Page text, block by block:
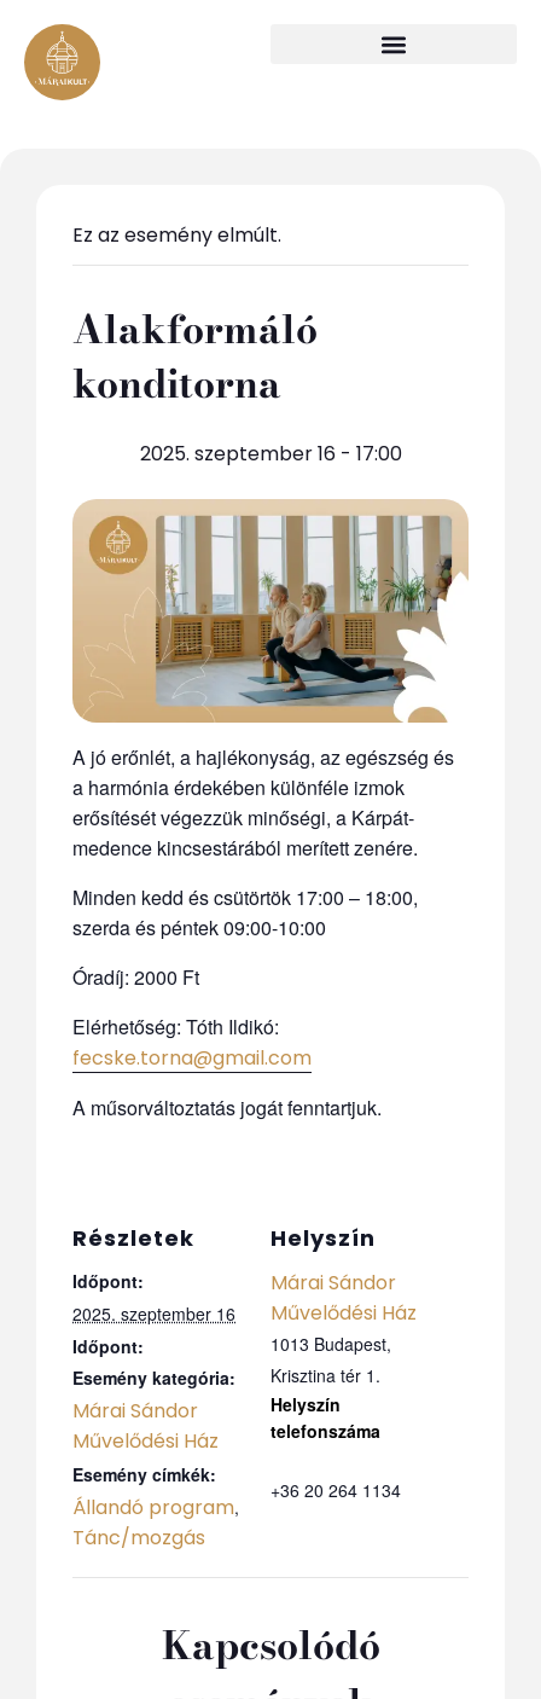
Ez az esemény elmúlt.
Alakformáló
konditorna
2025. szeptember 16 - 17:00
A jó erőnlét, a hajlékonyság, az egészség és
a harmónia érdekében különféle izmok
erősítését végezzük minőségi, a Kárpát-
medence kincsestárából merített zenére.
Minden kedd és csütörtök 17:00 – 18:00,
szerda és péntek 09:00-10:00
Óradíj: 2000 Ft
Elérhetőség: Tóth Ildikó:
fecske.torna@gmail.com
A műsorváltoztatás jogát fenntartjuk.
Részletek
Időpont:
2025. szeptember 16
Időpont:
Esemény kategória:
Márai Sándor
Művelődési Ház
Esemény címkék:
Állandó program,
Tánc/mozgás
Helyszín
Márai Sándor
Művelődési Ház
1013 Budapest,
Krisztina tér 1.
+36 20 264 1134
Kapcsolódó